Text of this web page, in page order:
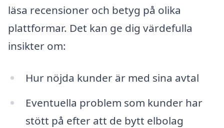
läsa recensioner och betyg på olika
plattformar. Det kan ge dig värdefulla
insikter om:
Hur nöjda kunder är med sina avtal
Eventuella problem som kunder har
stött på efter att de bytt elbolag